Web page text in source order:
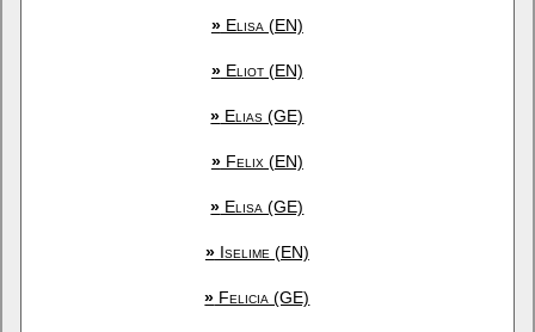
»Elisa (EN)
»Eliot (EN)
» Elias (GE)
»Felix (EN)
» Elisa (GE)
»Iselime (EN)
» Felicia (GE)